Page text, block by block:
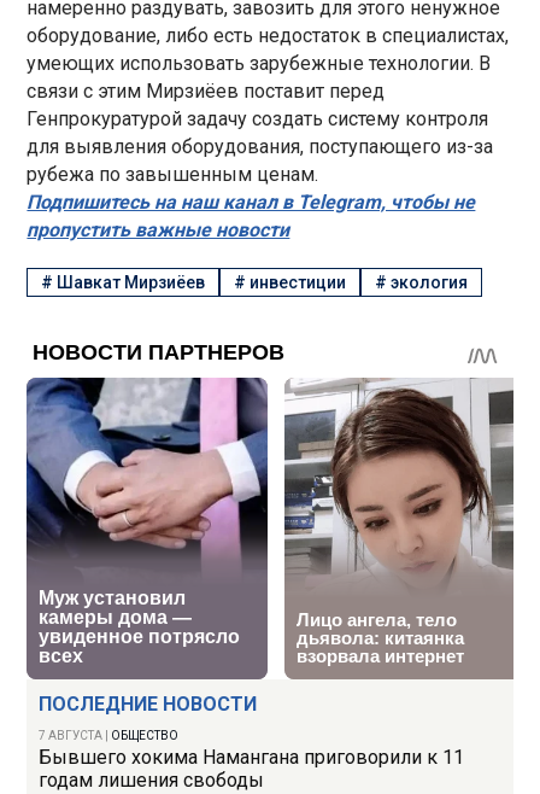
ПОСЛЕДНИЕ НОВОСТИ
7 АВГУСТА ОБЩЕСТВО
Бывшего хокима Намангана приговорили к 11
годам лишения свободы
намеренно раздувать, завозить для этого ненужное
оборудование, либо есть недостаток в специалистах,
умеющих использовать зарубежные технологии. В
связи с этим Мирзиёев поставит перед
Генпрокуратурой задачу создать систему контроля
для выявления оборудования, поступающего из-за
рубежа по завышенным ценам.
Подпишитесь на наш канал в Telegram, чтобы не
пропустить важные новости
# Шавкат Мирзиёев # инвестиции # экология